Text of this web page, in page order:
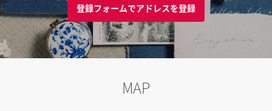
登録フォームでアドレスを登録
MAP